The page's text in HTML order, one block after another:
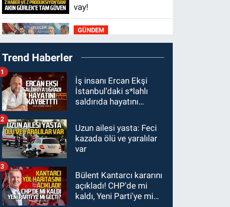
vay!
GÜNDEM
20:30MHP’de
sandıklar açıldı yeni
GÜNDEM
20:11İlçeyi sel aldı:
Başkan çizmeleri giydi
GÜNDEM
19:58Yangın korkuttu:
3 katlı evin çatısında
GÜNDEM
18:35Filyos’ta 2 kişiyi
dalgalar yuttu: 1 kişi
Trend Haberler
İş insanı Ercan Ekşi
İstanbul’daki s*lahlı
saldırıda hayatını
1
Uzun ailesi yasta: Feci
kazada ölü ve yaralılar
var
2
Bülent Kantarcı kararını
açıkladı! CHP'de mi
kaldı, Yeni Parti'ye mi
3